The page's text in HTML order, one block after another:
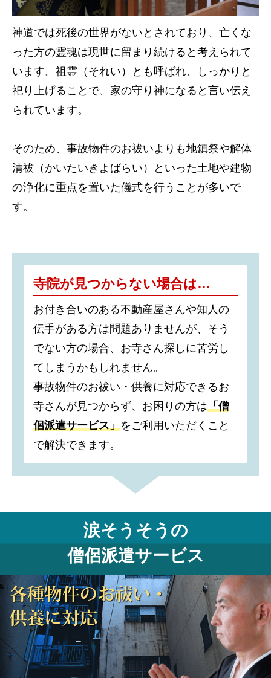
神道では死後の世界がないとされており、亡くな
った方の霊魂は現世に留まり続けると考えられて
います。祖霊（それい）とも呼ばれ、しっかりと
祀り上げることで、家の守り神になると言い伝え
られています。
そのため、事故物件のお祓いよりも地鎮祭や解体
清祓（かいたいきよばらい）といった土地や建物
の浄化に重点を置いた儀式を行うことが多いで
す。
寺院が見つからない場合は…
お付き合いのある不動産屋さんや知人の
伝手がある方は問題ありませんが、そう
でない方の場合、お寺さん探しに苦労し
てしまうかもしれません。
事故物件のお祓い・供養に対応できるお
寺さんが見つからず、お困りの方は「僧
侶派遣サービス」をご利用いただくこと
で解決できます。
涙そうそうの
僧侶派遣サービス